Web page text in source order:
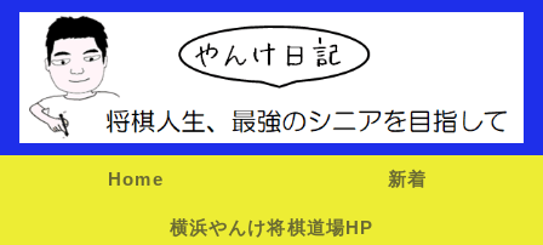
Home 新着
横浜やんけ将棋道場HP